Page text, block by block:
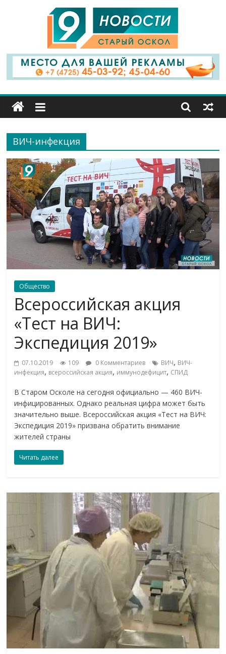
9
Канал
Старый
Оскол
ВИЧ-инфекция
Общество
Всероссийская акция
«Тест на ВИЧ:
Экспедиция 2019»
07.10.2019 109 0 Комментариев ВИЧ, ВИЧ-
инфекция, всероссийская акция, иммунодефицит, СПИД
В Старом Осколе на сегодня официально — 460 ВИЧ-
инфицированных. Однако реальная цифра может быть
значительно выше. Всероссийская акция «Тест на ВИЧ:
Экспедиция 2019» призвана обратить внимание
жителей страны
Читать далее